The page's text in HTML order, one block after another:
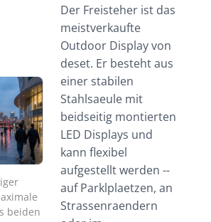
beiden
Der Freisteher ist das
meistverkaufte
Outdoor Display von
deset. Er besteht aus
einer stabilen
Stahlsaeule mit
beidseitig montierten
LED Displays und
kann flexibel
aufgestellt werden --
auf Parklplaetzen, an
Strassenraendern